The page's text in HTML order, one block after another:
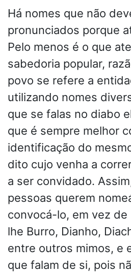
Há nomes que não
pronunciados porque
Pelo menos é o que
sabedoria popular,
povo se refere a
utilizando nomes
que se falas no diabo
que é sempre melhor
identificação do
dito cujo venha a
a ser convidado.
pessoas querem
convocá-lo, em vez de
lhe Burro, Dianho,
entre outros mimos, e
que falam de si, pois